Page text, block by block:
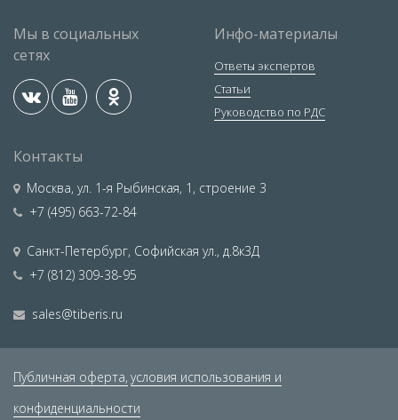
Мы в социальных
сетях
Инфо-материалы
Ответы экспертов
Статьи
Руководство по РДС
Контакты
Москва, ул. 1-я Рыбинская, 1, строение 3
+7 (495) 663-72-84
Санкт-Петербург, Софийская ул., д.8к3Д
+7 (812) 309-38-95
sales@tiberis.ru
Публичная оферта, условия использования и
конфиденциальности